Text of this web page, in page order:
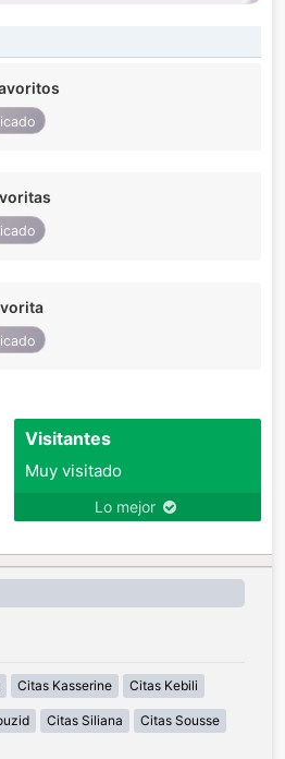
Visitantes
Muy visitado
Lo mejor
Citas Kasserine Citas Kebili
Citas Siliana Citas Sousse